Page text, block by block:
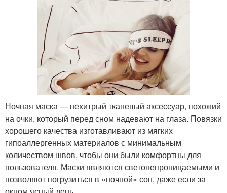
Ночная маска — нехитрый тканевый аксессуар, похожий
на очки, который перед сном надевают на глаза. Повязки
хорошего качества изготавливают из мягких
гипоаллергенных материалов с минимальным
количеством швов, чтобы они были комфортны для
пользователя. Маски являются светонепроницаемыми и
позволяют погрузиться в «ночной» сон, даже если за